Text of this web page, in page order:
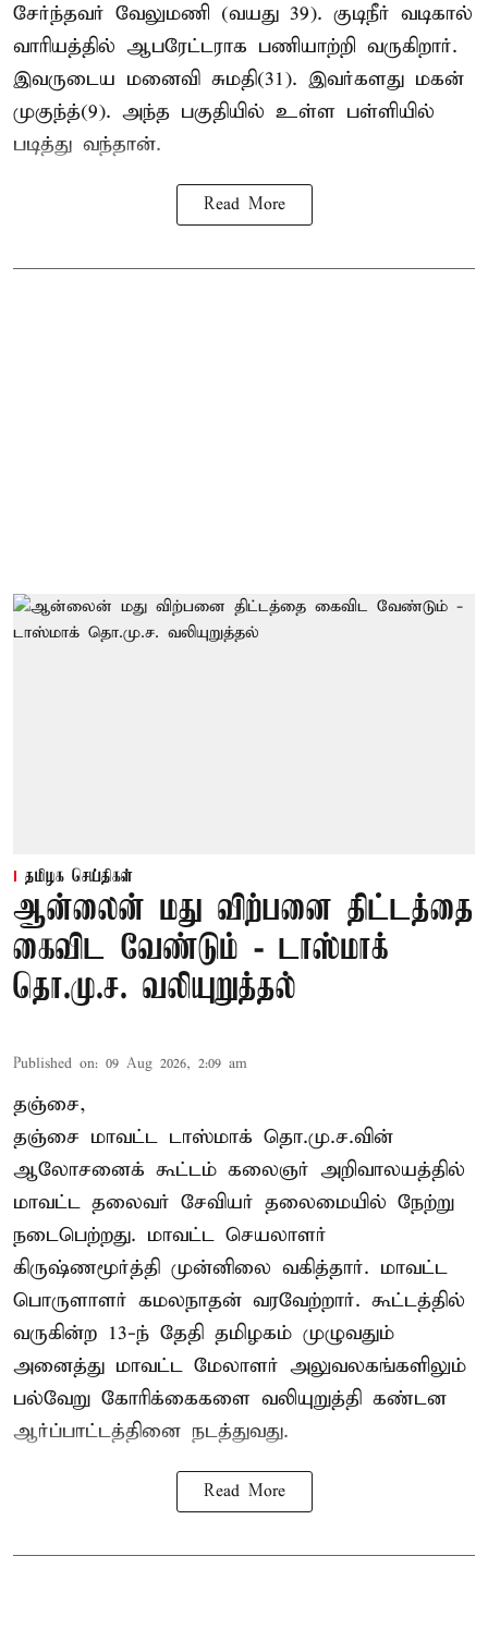
சேர்ந்தவர் வேலுமணி (வயது 39). குடிநீர் வடிகால்
வாரியத்தில் ஆபரேட்டராக பணியாற்றி வருகிறார்.
இவருடைய மனைவி சுமதி(31). இவர்களது மகன்
முகுந்த்(9). அந்த பகுதியில் உள்ள பள்ளியில்
படித்து வந்தான்.
Read More
தமிழக செய்திகள்
ஆன்லைன் மது விற்பனை திட்டத்தை
கைவிட வேண்டும் - டாஸ்மாக்
தொ.மு.ச. வலியுறுத்தல்
Published on: 09 Aug 2026, 2:09 am
தஞ்சை,
தஞ்சை மாவட்ட டாஸ்மாக் தொ.மு.ச.வின்
ஆலோசனைக் கூட்டம் கலைஞர் அறிவாலயத்தில்
மாவட்ட தலைவர் சேவியர் தலைமையில் நேற்று
நடைபெற்றது. மாவட்ட செயலாளர்
கிருஷ்ணமூர்த்தி முன்னிலை வகித்தார். மாவட்ட
பொருளாளர் கமலநாதன் வரவேற்றார். கூட்டத்தில்
வருகின்ற 13-ந் தேதி தமிழகம் முழுவதும்
அனைத்து மாவட்ட மேலாளர் அலுவலகங்களிலும்
பல்வேறு கோரிக்கைகளை வலியுறுத்தி கண்டன
ஆர்ப்பாட்டத்தினை நடத்துவது.
Read More